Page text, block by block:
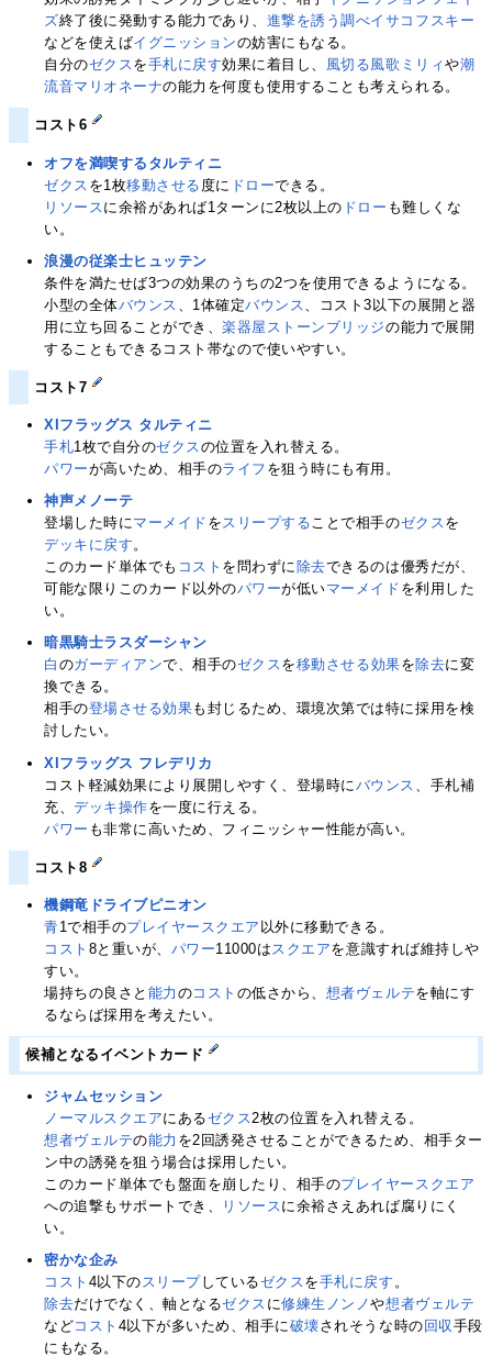
ズ終了後に発動する能力であり、 進撃を誘う調べイサコフスキー
などを使えばイグニッションの妨害にもなる。
自分のゼクスを手札に戻す効果に着目し、 風切る風歌ミリィや潮
流音マリオネーナの能力を何度も使用することも考えられる。
コスト6
オフを満喫するタルティニ
ゼクス を1枚移動させる 度に ドローできる。
リソース に余裕があれば1ターンに2枚以上の ドロー も難しくな
い。
浪漫の従楽士ヒュッテン
条件を満たせば3つの効果のうちの2つを使用できるようになる。
小型の全体バウンス 、1体確定バウンス
、コスト3以下の展開と器
用に立ち回ることができ、楽器屋ストーンブリッジの能力で展開
することもできるコスト帯なので使いやすい。
コスト7
XIフラッグス タルティニ
手札1枚で自分のゼクスの位置を入れ替える。
パワーが高いため、相手のライフ を狙う時にも有用。
神声メノーテ
登場した時にマーメイド をスリープすることで相手のゼクスを
デッキに戻す。
このカード単体でも コスト を問わずに 除去できるのは優秀だが、
可能な限りこのカード以外のパワーが低いマーメイド を利用した
い。
暗黒騎士ラスダーシャン
白 のガーディアンで、相手のゼクスを移動させる効果を除去に変
換できる。
相手の登場させる効果も封じるため、環境次第では特に採用を検
討したい。
XIフラッグス フレデリカ
コスト軽減効果により展開しやすく、登場時にバウンス
、手札補
充、デッキ操作を一度に行える。
パワー も非常に高いため、フィニッシャー性能が高い。
コスト8
機鋼竜ドライブピニオン
青1で相手のプレイヤースクエア 以外に移動できる。
コスト 8と重いが、 パワー11000はスクエアを意識すれば維持しや
すい。
場持ちの良さと 能力 のコスト の低さから、 想者ヴェルテを軸にす
るならば採用を考えたい。
候補となるイベントカード
ジャムセッション
ノーマルスクエアにあるゼクス 2枚の位置を入れ替える。
想者ヴェルテの能力 を2回誘発させることができるため、相手ター
ン中の誘発を狙う場合は採用したい。
このカード単体でも盤面を崩したり、相手のプレイヤースクエア
への追撃もサポートでき、
リソース に余裕さえあれば腐りにく
い。
密かな企み
コスト 4以下の スリープしているゼクス を手札に戻す 。
除去だけでなく、軸となるゼクス に修練生ノンノや想者ヴェルテ
などコスト 4以下が多いため、相手に破壊されそうな時の回収 手段
にもなる。